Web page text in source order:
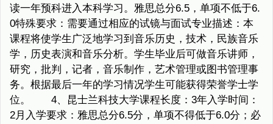
读一年预科进入本科学习。雅思总分6.5，单项不低于6.
0特殊要求：需要通过相应的试镜与面试专业描述：本
课程将使学生广泛地学习到音乐历史，技术，民族音乐
学，历史表演和音乐分析。学生毕业后可做音乐讲师，
研究，批判，记者，音乐制作，艺术管理或图书管理事
务。根据最后一年的学习情况学生可能获得荣誉学士学
位。 4、昆士兰科技大学课程长度：3年入学时间：
2月入学要求：雅思总分6.5分，单项不得低于6.0分；必